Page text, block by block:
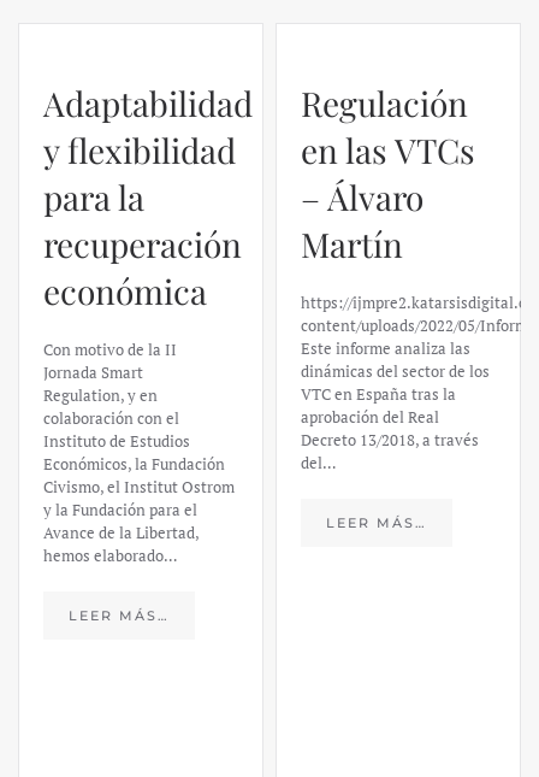
Adaptabilidad
y flexibilidad
para la
recuperación
económica
Con motivo de la II
Jornada Smart
Regulation, y en
colaboración con el
Instituto de Estudios
Económicos, la Fundación
Civismo, el Institut Ostrom
y la Fundación para el
Avance de la Libertad,
hemos elaborado…
LEER MÁS…
Regulación
en las VTCs
– Álvaro
Martín
https://
content/uploads/2022/05/
Este informe analiza las
dinámicas del sector de los
VTC en España tras la
aprobación del Real
Decreto 13/2018, a través
del…
LEER MÁS…